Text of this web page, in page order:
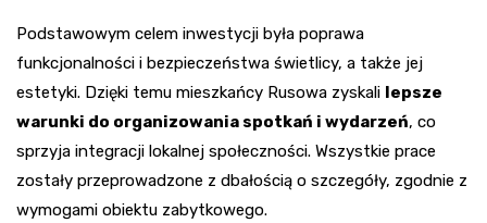
Podstawowym celem inwestycji była poprawa
funkcjonalności i bezpieczeństwa świetlicy, a także jej
estetyki. Dzięki temu mieszkańcy Rusowa zyskali lepsze
warunki do organizowania spotkań i wydarzeń, co
sprzyja integracji lokalnej społeczności. Wszystkie prace
zostały przeprowadzone z dbałością o szczegóły, zgodnie z
wymogami obiektu zabytkowego.